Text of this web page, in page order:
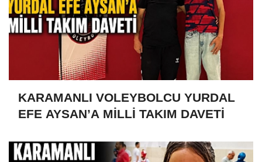
KARAMANLI VOLEYBOLCU YURDAL
EFE AYSAN’A MİLLİ TAKIM DAVETİ